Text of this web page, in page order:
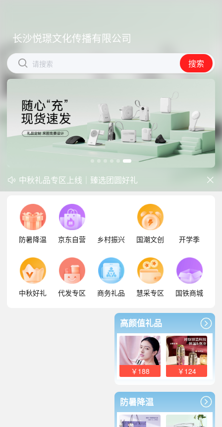
长沙悦璟文化传播有限公司
 请搜索 搜索
长沙悦璟文化传播有限公司
 请搜索 搜索

商城开学季礼品专区现已正式上线！

防暑降温 京东自营 乡村振兴 国潮文创 开学季
中秋好礼 代发专区 商务礼品 慧采专区 国铁商城
高颜值礼品
￥188 ￥124
防暑降温